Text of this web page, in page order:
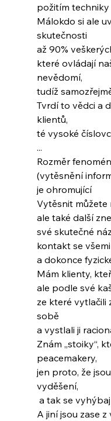
požitím
Málokdo si ale
skutečnosti
až 90%
které ovládají
nevědomí,
tudíž
Tvrdí to vědci a
klientů,
té vysoké
...
Rozměr
(vytěsnění
je ohromující
Vytěsnit můžete
ale také další
své skutečné
kontakt se
a dokonce
Mám klienty,
ale podle své
ze které vytlačili
sobě
a vystlali ji
Znám „stoiky“,
peacemakery,
jen proto, že
vyděšení,
a tak se
A jiní jsou zase